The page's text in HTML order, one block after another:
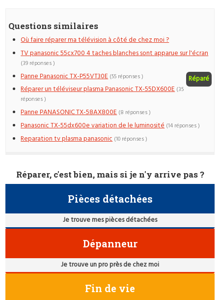
Questions similaires
Où faire réparer ma télévision à côté de chez moi ?
TV panasonic 55cx700 4 taches blanches sont apparue sur l'écran
(39 réponses )
Panne Panasonic TX-P55VT30E Réparé
(55 réponses )
Réparer un téléviseur plasma Panasonic TX-55DX600E (35
réponses )
Panne PANASONIC TX-58AX800E (8 réponses )
Panasonic TX-55dx600e variation de le luminosité (14 réponses )
Reparation tv plasma panasonic (10 réponses )
Réparer, c'est bien, mais si je n'y arrive pas ?
Pièces détachées
Je trouve mes pièces détachées
Dépanneur
Je trouve un pro près de chez moi
Fin de vie